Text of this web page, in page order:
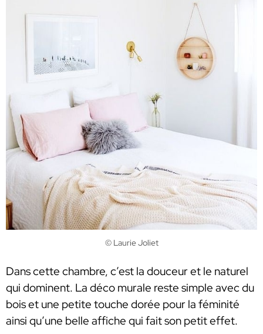
© Laurie Joliet
Dans cette chambre, c’est la douceur et le naturel
qui dominent. La déco murale reste simple avec du
bois et une petite touche dorée pour la féminité
ainsi qu’une belle affiche qui fait son petit effet.